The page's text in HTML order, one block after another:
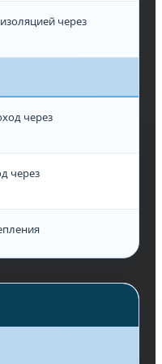
через
через
через